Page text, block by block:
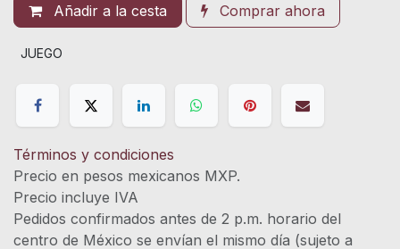
Añadir a la cesta Comprar ahora
JUEGO
Términos y condiciones
Precio en pesos mexicanos MXP.
Precio incluye IVA
Pedidos confirmados antes de 2 p.m. horario del
centro de México se envían el mismo día (sujeto a